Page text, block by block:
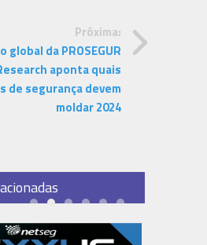
Próxima:
global da PROSEGUR
aponta quais
de segurança devem
moldar 2024